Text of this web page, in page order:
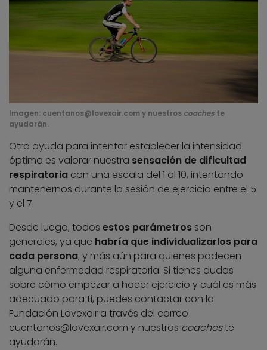
Imagen: cuentanos@lovexair.com y nuestros coaches te
ayudarán.
Otra ayuda para intentar establecer la intensidad
óptima es valorar nuestra sensación de dificultad
respiratoria con una escala del 1 al 10, intentando
mantenernos durante la sesión de ejercicio entre el 5
y el 7.
Desde luego, todos estos parámetros son
generales, ya que habría que individualizarlos para
cada persona, y más aún para quienes padecen
alguna enfermedad respiratoria. Si tienes dudas
sobre cómo empezar a hacer ejercicio y cuál es más
adecuado para ti, puedes contactar con la
Fundación Lovexair a través del correo
cuentanos@lovexair.com y nuestros coacheste
ayudarán.